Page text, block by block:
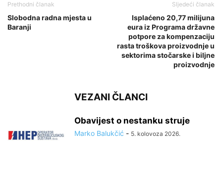
Prethodni članak
Slobodna radna mjesta u
Baranji
Sljedeći članak
Isplaćeno 20,77 milijuna
eura iz Programa državne
potpore za kompenzaciju
rasta troškova proizvodnje u
sektorima stočarske i biljne
proizvodnje
VEZANI ČLANCI
Obavijest o nestanku struje
Marko Balukčić - 5. kolovoza 2026.